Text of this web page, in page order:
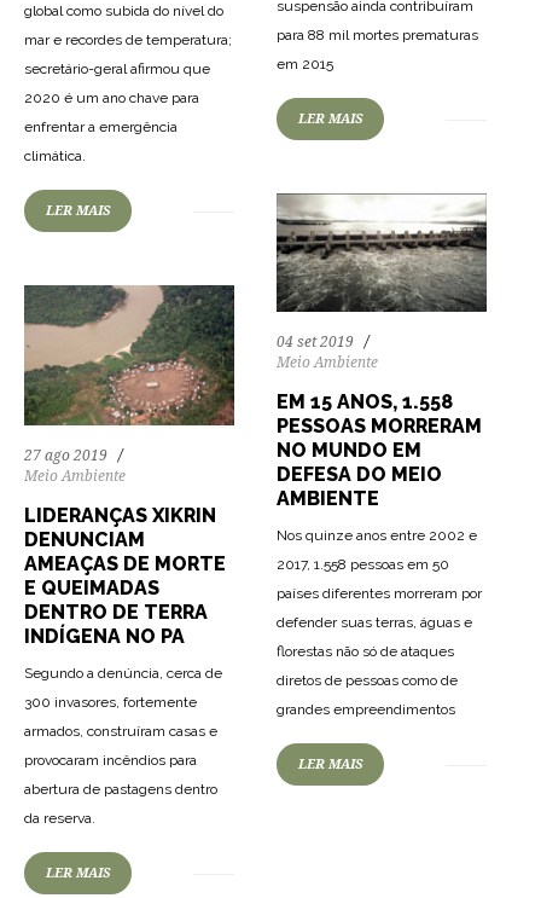
global como subida do nível do
mar e recordes de temperatura;
secretário-geral afirmou que
2020 é um ano chave para
enfrentar a emergência
climática.
LER MAIS
suspensão ainda contribuíram
para 88 mil mortes prematuras
em 2015
LER MAIS
04 set 2019
Meio Ambiente
EM 15 ANOS, 1.558
PESSOAS MORRERAM
NO MUNDO EM
DEFESA DO MEIO
AMBIENTE
Nos quinze anos entre 2002 e
2017, 1.558 pessoas em 50
países diferentes morreram por
defender suas terras, águas e
florestas não só de ataques
diretos de pessoas como de
grandes empreendimentos
LER MAIS
27 ago 2019
Meio Ambiente
LIDERANÇAS XIKRIN
DENUNCIAM
AMEAÇAS DE MORTE
E QUEIMADAS
DENTRO DE TERRA
INDÍGENA NO PA
Segundo a denúncia, cerca de
300 invasores, fortemente
armados, construíram casas e
provocaram incêndios para
abertura de pastagens dentro
da reserva.
LER MAIS
65 1298